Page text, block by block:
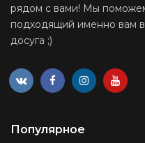
рядом с вами! Мы
подходящий именно вам
досуга ;)
Популярное